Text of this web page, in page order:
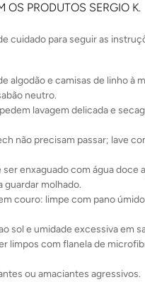
OS PRODUTOS SERGIO K.
cuidado para seguir as
algodão e camisas de linho à
neutro.
lavagem delicada e
não precisam passar; lave
enxaguado com água doce
molhado.
couro: limpe com pano
sol e umidade excessiva em
limpos com flanela de
ou amaciantes agressivos.